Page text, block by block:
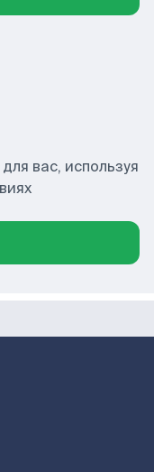
вас, используя